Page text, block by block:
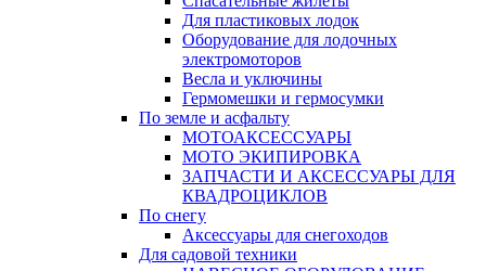
Для пластиковых лодок
Оборудование для лодочных
электромоторов
Весла и уключины
Гермомешки и гермосумки
По земле и асфальту
МОТОАКСЕССУАРЫ
МОТО ЭКИПИРОВКА
ЗАПЧАСТИ И АКСЕССУАРЫ ДЛЯ
КВАДРОЦИКЛОВ
По снегу
Аксессуары для снегоходов
Для садовой техники